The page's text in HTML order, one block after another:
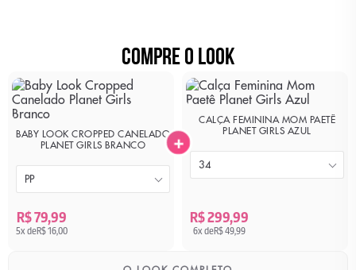
COMPRE O LOOK
BABY LOOK CROPPED CANELADO
PLANET GIRLS BRANCO
PP
R$ 79,99
5x deR$ 16,00
+
CALÇA FEMININA MOM PAETÊ
PLANET GIRLS AZUL
34
R$ 299,99
6x deR$ 49,99